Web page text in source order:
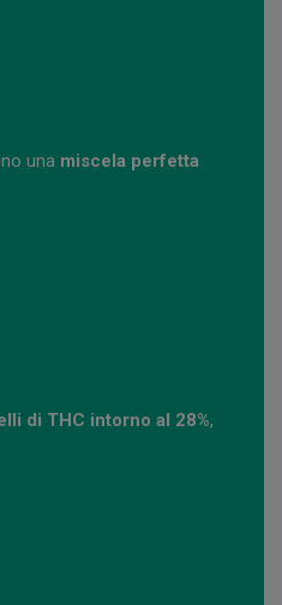
una miscela perfetta
di THC intorno al 28%,